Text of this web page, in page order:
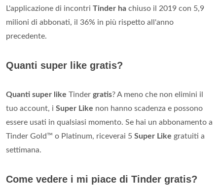
L'applicazione di incontri Tinder ha chiuso il 2019 con 5,9
milioni di abbonati, il 36% in più rispetto all'anno
precedente.
Quanti super like gratis?
Quanti super like Tinder gratis? A meno che non elimini il
tuo account, i Super Like non hanno scadenza e possono
essere usati in qualsiasi momento. Se hai un abbonamento a
Tinder Gold™ o Platinum, riceverai 5 Super Like gratuiti a
settimana.
Come vedere i mi piace di Tinder gratis?